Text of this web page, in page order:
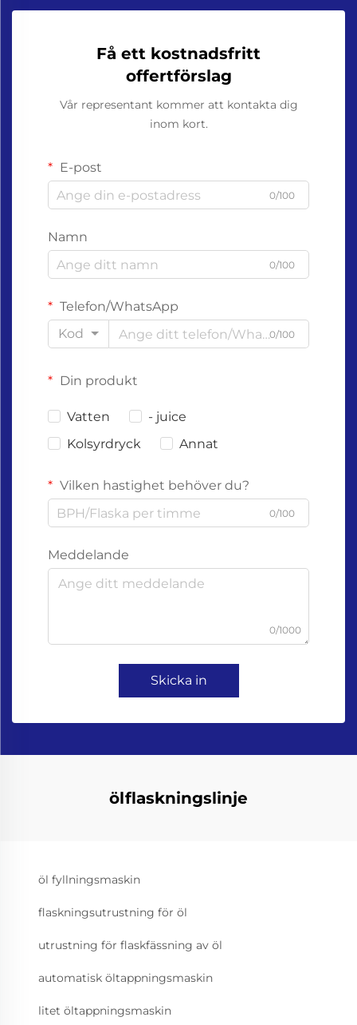
Få ett kostnadsfritt
offertförslag
Vår representant kommer att kontakta dig
inom kort.
E-post
0/100
Namn
0/100
Telefon/WhatsApp
Kod
0/100
Din produkt
Vatten
- juice
Kolsyrdryck
Annat
Vilken hastighet behöver du?
0/100
Meddelande
0/1000
Skicka in
ölflaskningslinje
öl fyllningsmaskin
flaskningsutrustning för öl
utrustning för flaskfässning av öl
automatisk öltappningsmaskin
litet öltappningsmaskin